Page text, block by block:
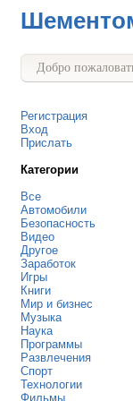
Добро
Регистрация
Вход
Прислать
Категории
Все
Автомобили
Безопасность
Видео
Другое
Заработок
Игры
Книги
Мир и бизнес
Музыка
Наука
Программы
Развлечения
Спорт
Технологии
Фильмы